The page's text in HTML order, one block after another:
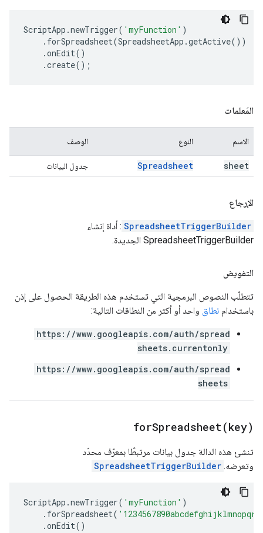
ScriptApp .newTrigger( 'myFunction' )
. forSpreadsheet(SpreadsheetApp .getActive())
.onEdit()
.create();
المَعلمات
الاسم النوع الوصف
sheet
Spreadsheet جدول البيانات
الإرجاع
SpreadsheetTriggerBuilder : أداة إنشاء
SpreadsheetTriggerBuilder الجديدة.
التفويض
تتطلّب النصوص البرمجية التي تستخدم هذه الطريقة الحصول على إذن
باستخدام نطاق واحد أو أكثر من النطاقات التالية:
https://www.googleapis.com/auth/spread
sheets.currentonly
https://www.googleapis.com/auth/spread
sheets
forSpreadsheet(key)
تنشئ هذه الدالة جدول بيانات مرتبطًا بمعرّف محدّد
وتعرضه. SpreadsheetTriggerBuilder
ScriptApp .newTrigger( 'myFunction' )
. forSpreadsheet(
.onEdit()